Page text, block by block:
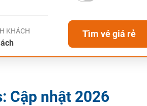
KHÁCH Tìm vé giá rẻ
Cập nhật 2026